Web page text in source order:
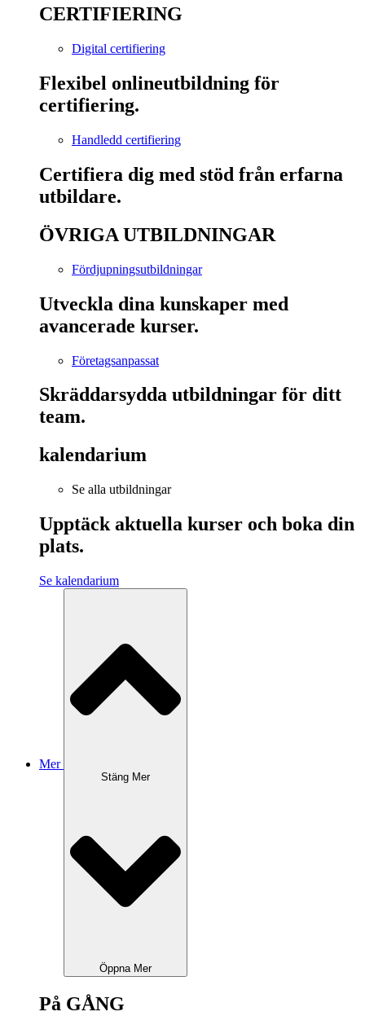
CERTIFIERING
Digital certifiering
Flexibel onlineutbildning för
certifiering.
Handledd certifiering
Certifiera dig med stöd från erfarna
utbildare.
ÖVRIGA UTBILDNINGAR
Fördjupningsutbildningar
Utveckla dina kunskaper med
avancerade kurser.
Företagsanpassat
Skräddarsydda utbildningar för ditt
team.
kalendarium
Se alla utbildningar
Upptäck aktuella kurser och boka din
plats.
Se kalendarium
Mer
Stäng Mer
Öppna Mer
På GÅNG